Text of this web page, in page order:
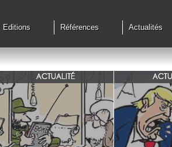
Editions Références Actualités
ACTUALITÉ
Qu'en est il des accords de cessez
le feu?
G7 à Evian,
plus ,s'en prend